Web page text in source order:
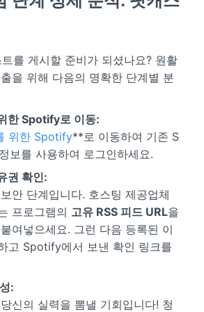
를 게시할 준비가 되셨나요? 원활
을 위해 다음의 명확한 단계별 분
한 Spotify로 이동:
위한 Spotify**로 이동하여 기존 S
보를 사용하여 로그인하세요.
권 확인:
안 단계입니다. 호스팅 제공업체
프로그램의 고유 RSS 피드 URL을
여넣으세요. 그런 다음 등록된 이
고 Spotify에서 보낸 확인 링크를
:
신의 실력을 뽐낼 기회입니다! 청